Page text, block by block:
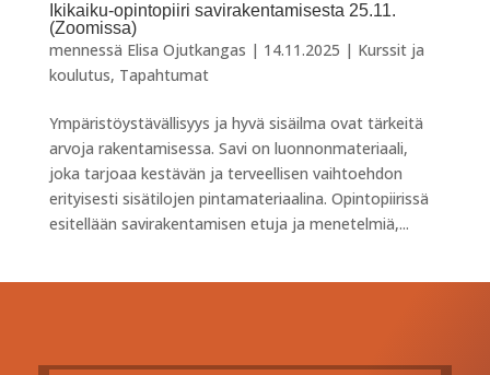
Ikikaiku-opintopiiri savirakentamisesta 25.11.
(Zoomissa)
mennessä Elisa Ojutkangas | 14.11.2025 | Kurssit ja
koulutus, Tapahtumat
Ympäristöystävällisyys ja hyvä sisäilma ovat tärkeitä
arvoja rakentamisessa. Savi on luonnonmateriaali,
joka tarjoaa kestävän ja terveellisen vaihtoehdon
erityisesti sisätilojen pintamateriaalina. Opintopiirissä
esitellään savirakentamisen etuja ja menetelmiä,...